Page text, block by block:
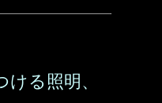
る照明、